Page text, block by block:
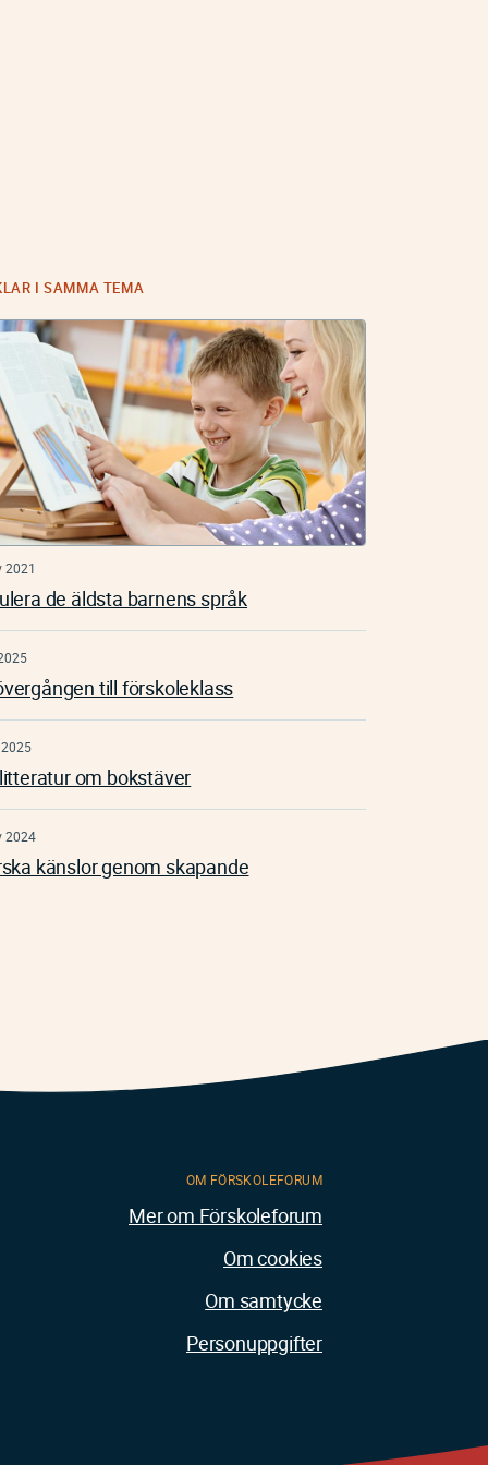
I SAMMA TEMA
2021
de äldsta barnens språk
till förskoleklass
om bokstäver
2024
känslor genom skapande
OM FÖRSKOLEFORUM
Mer om Förskoleforum
Om cookies
Om samtycke
Personuppgifter